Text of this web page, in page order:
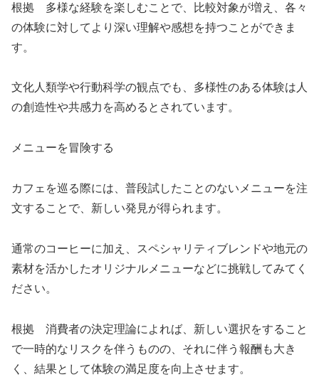
根拠 多様な経験を楽しむことで、比較対象が増え、各々
の体験に対してより深い理解や感想を持つことができま
す。
文化人類学や行動科学の観点でも、多様性のある体験は人
の創造性や共感力を高めるとされています。
メニューを冒険する
カフェを巡る際には、普段試したことのないメニューを注
文することで、新しい発見が得られます。
通常のコーヒーに加え、スペシャリティブレンドや地元の
素材を活かしたオリジナルメニューなどに挑戦してみてく
ださい。
根拠 消費者の決定理論によれば、新しい選択をすること
で一時的なリスクを伴うものの、それに伴う報酬も大き
く、結果として体験の満足度を向上させます。